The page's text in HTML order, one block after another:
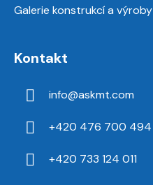
Galerie konstrukcí a výroby
Kontakt
info@askmt.com
+420 476 700 494
+420 733 124 011